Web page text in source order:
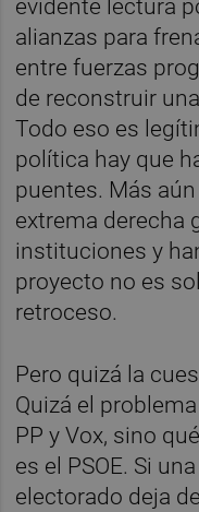
evidente lectura
alianzas para
entre fuerzas
de reconstruir
Todo eso es
política hay que
puentes. Más
extrema derecha
instituciones y
proyecto no es
retroceso.
Pero quizá la
Quizá el
PP y Vox, sino
es el PSOE. Si
electorado deja